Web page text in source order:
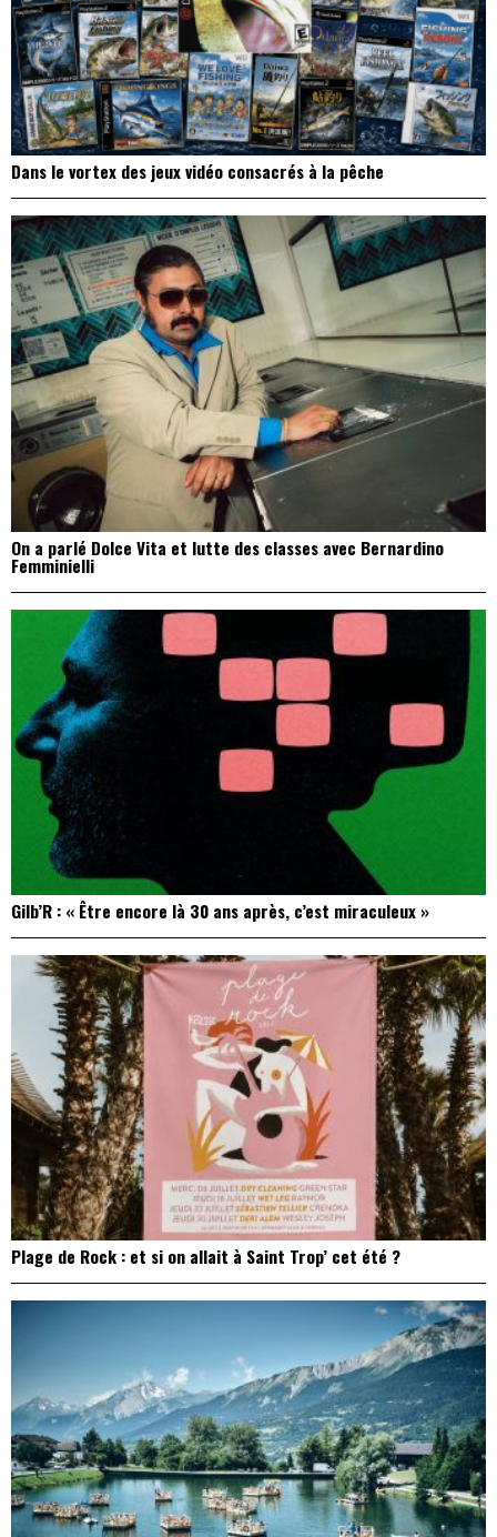
Dans le vortex des jeux vidéo consacrés à la pêche
On a parlé Dolce Vita et lutte des classes avec Bernardino
Femminielli
Gilb’R : « Être encore là 30 ans après, c’est miraculeux »
Plage de Rock : et si on allait à Saint Trop’ cet été ?